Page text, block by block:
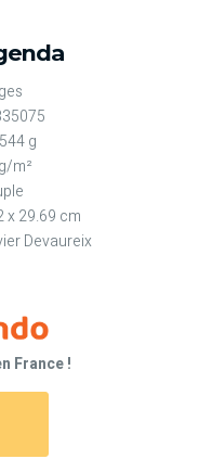
g
m²
x 29.69 cm
Devaureix
France !